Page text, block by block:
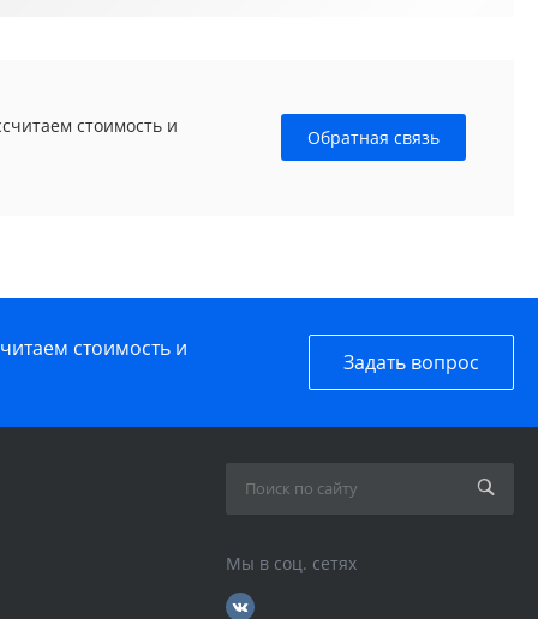
стоимость и
Обратная связь
стоимость и
Задать вопрос
Мы в соц. сетях